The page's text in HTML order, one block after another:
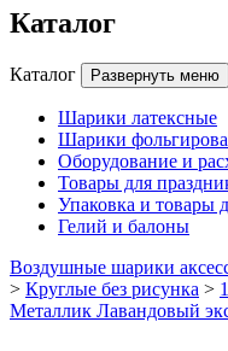
Каталог
Каталог Развернуть меню
Шарики латексные
Шарики
Оборудование и
Товары для
Упаковка и товары
Гелий и балоны
Воздушные шарики
> Круглые без рисунка >
Металлик Лавандовый